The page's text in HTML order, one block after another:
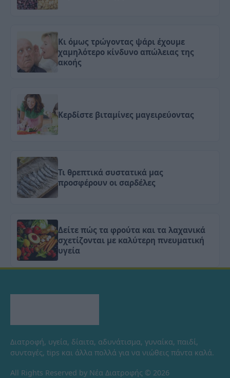
Κι όμως τρώγοντας ψάρι έχουμε
χαμηλότερο κίνδυνο απώλειας της
ακοής
Κερδίστε βιταμίνες μαγειρεύοντας
Τι θρεπτικά συστατικά μας
προσφέρουν οι σαρδέλες
Δείτε πώς τα φρούτα και τα λαχανικά
σχετίζονται με καλύτερη πνευματική
υγεία
Διατροφή, υγεία, δίαιτα, αδυνάτισμα, γυναίκα, παιδί,
συνταγές, tips και άλλα πολλά για να νιώθεις πάντα καλά.
All Rights Reserved by Νέα Διατροφής © 2026